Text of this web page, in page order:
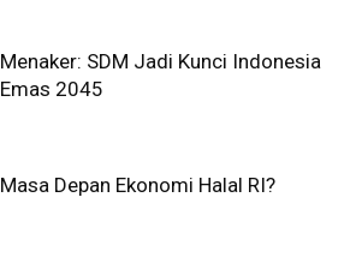
Menaker: SDM Jadi Kunci Indonesia
Emas 2045
Masa Depan Ekonomi Halal RI?